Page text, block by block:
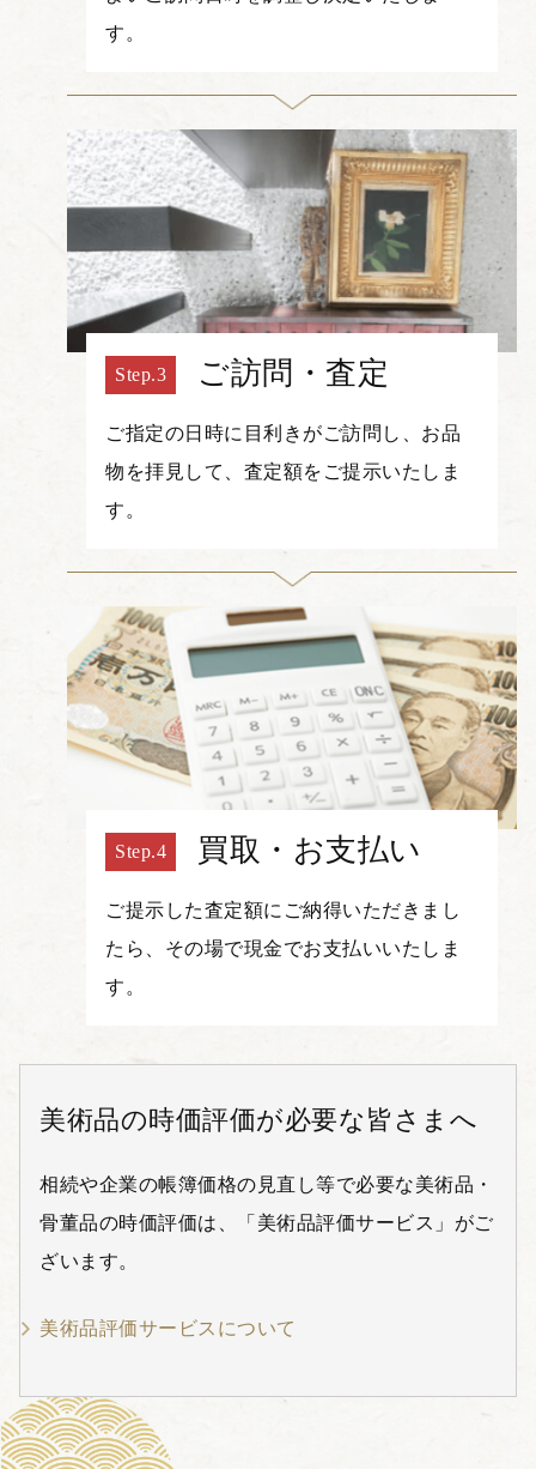
す。
ご訪問・査定
ご指定の日時に目利きがご訪問し、お品
物を拝見して、査定額をご提示いたしま
す。
買取・お支払い
ご提示した査定額にご納得いただきまし
たら、その場で現金でお支払いいたしま
す。
美術品の時価評価が必要な皆さまへ
相続や企業の帳簿価格の見直し等で必要な美術品・
骨董品の時価評価は、「美術品評価サービス」がご
ざいます。
美術品評価サービスについて